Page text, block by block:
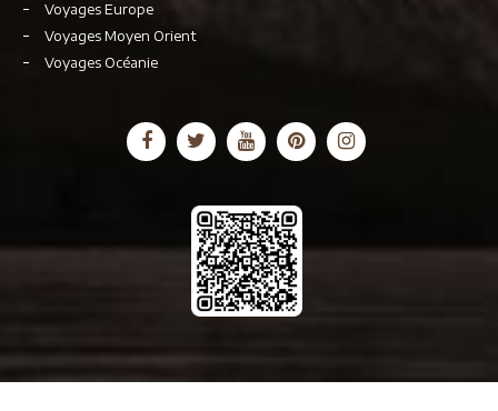
Voyages Europe
Voyages Moyen Orient
Voyages Océanie